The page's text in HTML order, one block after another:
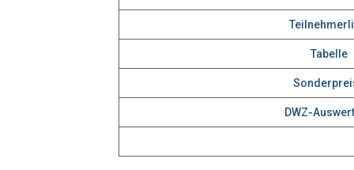
Tabelle
DWZ-